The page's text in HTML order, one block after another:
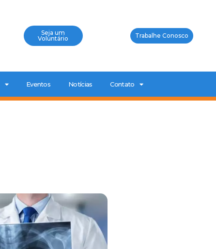
Seja um
Voluntário
Trabalhe Conosco
Eventos Notícias Contato